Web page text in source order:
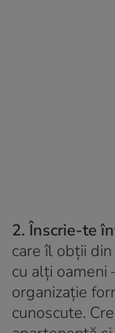
2. Înscrie-te
care îl obții
cu alți oameni
organizație
cunoscute.